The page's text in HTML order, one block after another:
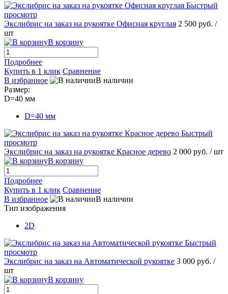
Быстрый
просмотр
Экслибрис на заказ на рукоятке Офисная круглая 2 500 руб. /
шт
В корзину
Подробнее
Купить в 1 клик Сравнение
В избранное
В наличии
Размер:
D=40 мм
D=40 мм
Быстрый
просмотр
Экслибрис на заказ на рукоятке Красное дерево 2 000 руб. / шт
В корзину
Подробнее
Купить в 1 клик Сравнение
В избранное
В наличии
Тип изображения
2D
Быстрый
просмотр
Экслибрис на заказ на Автоматической рукоятке 3 000 руб. /
шт
В корзину